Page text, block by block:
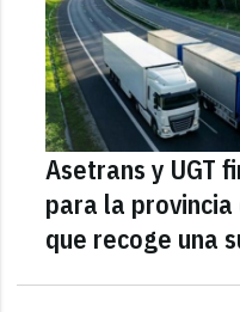
Asetrans y UGT
para la provincia
que recoge una